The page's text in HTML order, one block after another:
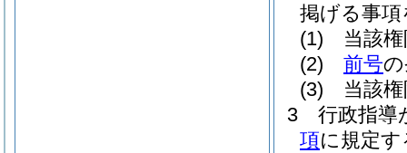
掲げる事
(1)
当該
(2)
前号
(3)
当該
3
行政指導
項に規定